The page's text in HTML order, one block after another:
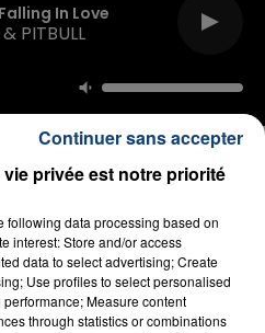
In Love
PITBULL
privée est notre priorité
following data processing based on
interest: Store and/or access
data to select advertising; Create
Use profiles to select personalised
Measure content
through statistics or combinations
Continuer sans accepter